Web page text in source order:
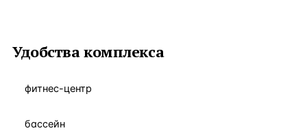
Удобства комплекса
фитнес-центр
бассейн